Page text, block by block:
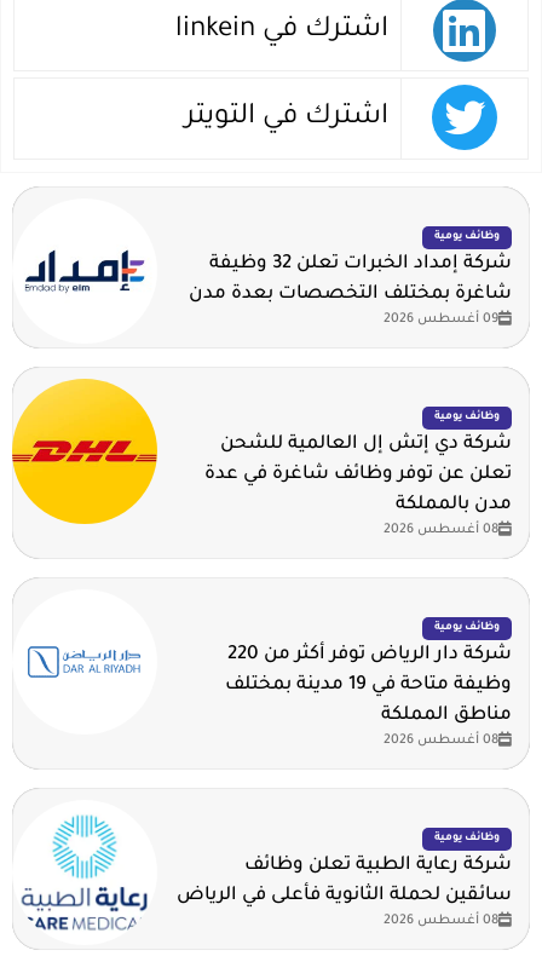
اشترك في linkein
اشترك في التويتر
وظائف يومية
شركة إمداد الخبرات تعلن 32 وظيفة
شاغرة بمختلف التخصصات بعدة مدن
09 أغسطس 2026
وظائف يومية
شركة دي إتش إل العالمية للشحن
تعلن عن توفر وظائف شاغرة في عدة
مدن بالمملكة
08 أغسطس 2026
وظائف يومية
شركة دار الرياض توفر أكثر من 220
وظيفة متاحة في 19 مدينة بمختلف
مناطق المملكة
08 أغسطس 2026
وظائف يومية
شركة رعاية الطبية تعلن وظائف
سائقين لحملة الثانوية فأعلى في الرياض
08 أغسطس 2026